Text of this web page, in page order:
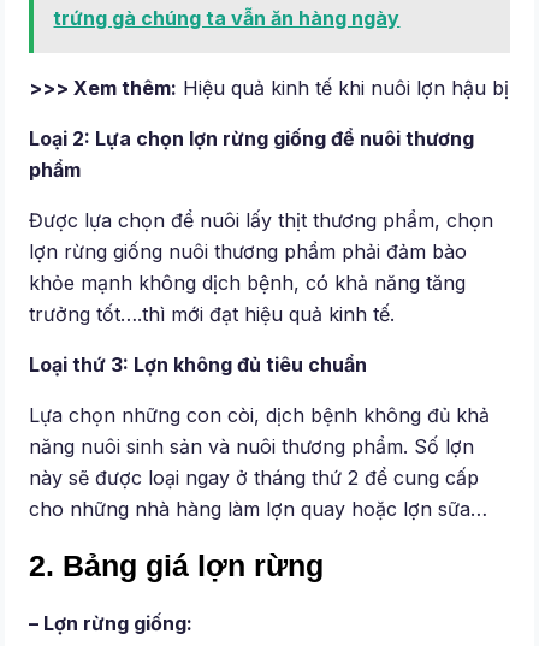
trứng gà chúng ta vẫn ăn hàng ngày
>>> Xem thêm: Hiệu quả kinh tế khi nuôi lợn hậu bị
Loại 2: Lựa chọn lợn rừng giống để nuôi thương
phẩm
Được lựa chọn để nuôi lấy thịt thương phẩm, chọn
lợn rừng giống nuôi thương phẩm phải đảm bào
khỏe mạnh không dịch bệnh, có khả năng tăng
trưởng tốt….thì mới đạt hiệu quả kinh tế.
Loại thứ 3: Lợn không đủ tiêu chuẩn
Lựa chọn những con còi, dịch bệnh không đủ khả
năng nuôi sinh sản và nuôi thương phẩm. Số lợn
này sẽ được loại ngay ở tháng thứ 2 để cung cấp
cho những nhà hàng làm lợn quay hoặc lợn sữa…
2. Bảng giá lợn rừng
– Lợn rừng giống: